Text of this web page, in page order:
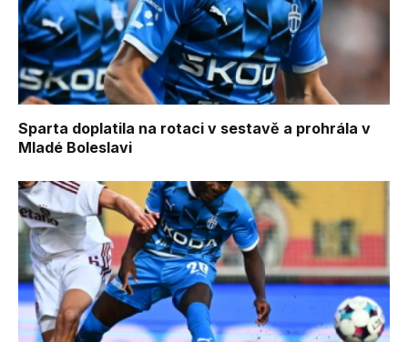
Sparta doplatila na rotaci v sestavě a prohrála v
Mladé Boleslavi